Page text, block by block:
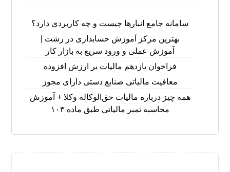
سامانه جامع انبارها چیست و چه کاربردی دارد؟
بهترین مرکز آموزش حسابداری در رشت |
آموزش عملی و ورود سریع به بازار کار
فراخوان یازدهم مالیات بر ارزش افزوده
معافیت مالیاتی صنایع دستی دارای مجوز
همه چیز درباره مالیات حق‌الوکاله وکلا + آموزش
محاسبه تمبر مالیاتی طبق ماده ۱۰۳